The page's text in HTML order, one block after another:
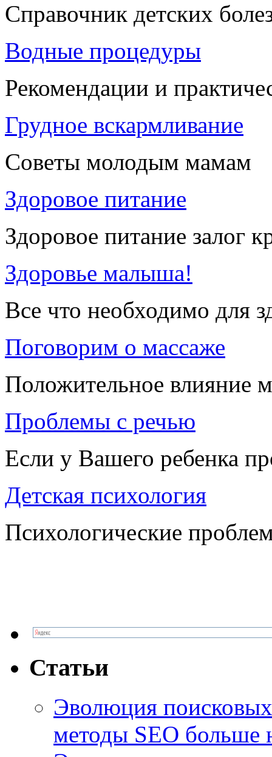
Справочник детских
Водные процедуры
Рекомендации и
Грудное вскармливание
Советы молодым мамам
Здоровое питание
Здоровое питание залог
Здоровье малыша!
Все что необходимо для
Поговорим о массаже
Положительное влияние
Проблемы с речью
Если у Вашего ребенка
Детская психология
Психологические
Статьи
Эволюция
методы SEO больше